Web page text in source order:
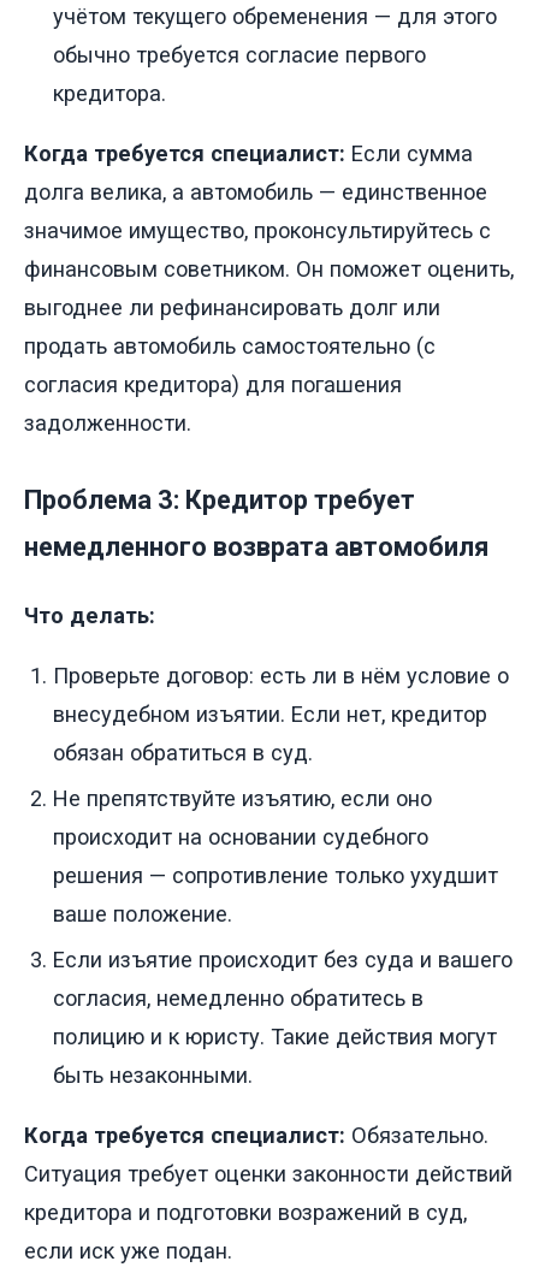
учётом текущего обременения — для этого
обычно требуется согласие первого
кредитора.
Когда требуется специалист: Если сумма
долга велика, а автомобиль — единственное
значимое имущество, проконсультируйтесь с
финансовым советником. Он поможет оценить,
выгоднее ли рефинансировать долг или
продать автомобиль самостоятельно (с
согласия кредитора) для погашения
задолженности.
Проблема 3: Кредитор требует
немедленного возврата автомобиля
Что делать:
Проверьте договор: есть ли в нём условие о
внесудебном изъятии. Если нет, кредитор
обязан обратиться в суд.
Не препятствуйте изъятию, если оно
происходит на основании судебного
решения — сопротивление только ухудшит
ваше положение.
Если изъятие происходит без суда и вашего
согласия, немедленно обратитесь в
полицию и к юристу. Такие действия могут
быть незаконными.
Когда требуется специалист: Обязательно.
Ситуация требует оценки законности действий
кредитора и подготовки возражений в суд,
если иск уже подан.